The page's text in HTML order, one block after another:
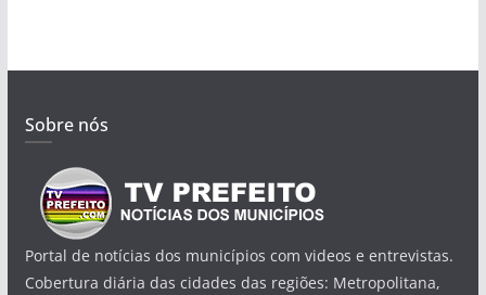
Sobre nós
Portal de notícias dos municípios com videos e entrevistas.
Cobertura diária das cidades das regiões: Metropolitana,